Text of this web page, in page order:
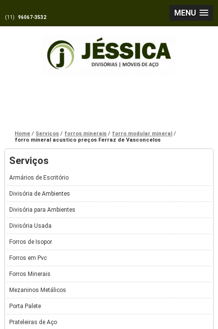
MENU
(11) 96067-3532
Home Serviços forros minerais
forro modular mineral
forro mineral acustico preços Ferraz de Vasconcelos
Serviços
Armários de Escritório
Divisória de Ambientes
Divisória para Ambientes
Divisória Usada
Forros de Isopor
Forros em Pvc
Forros Minerais
Mezaninos Metálicos
Porta Palete
Prateleiras de Aço